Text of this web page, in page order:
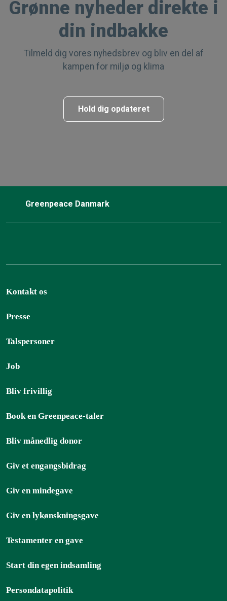
Grønne nyheder direkte i
din indbakke
Tilmeld dig vores nyhedsbrev og bliv en del af
kampen for miljø og klima
Hold dig opdateret
Greenpeace Danmark
Kontakt os
Presse
Talspersoner
Job
Bliv frivillig
Book en Greenpeace-taler
Bliv månedlig donor
Giv et engangsbidrag
Giv en mindegave
Giv en lykønskningsgave
Testamenter en gave
Start din egen indsamling
Persondatapolitik